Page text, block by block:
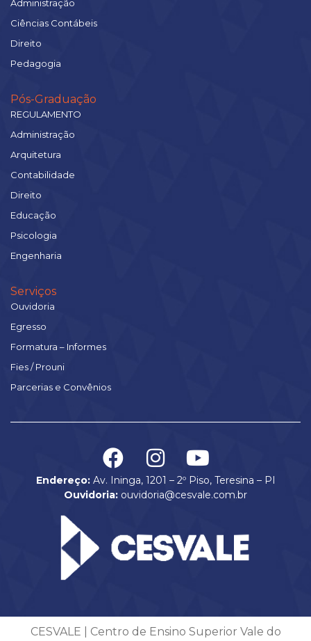
Administração
Ciências Contábeis
Direito
Pedagogia
Pós-Graduação
REGULAMENTO
Administração
Arquitetura
Contabilidade
Direito
Educação
Psicologia
Engenharia
Serviços
Ouvidoria
Egresso
Formatura – Informes
Fies / Prouni
Parcerias e Convênios
Endereço:Av. Ininga, 1201 – 2º Piso, Teresina – PI
Ouvidoria: ouvidoria@cesvale.com.br
CESVALE | Centro de Ensino Superior Vale do